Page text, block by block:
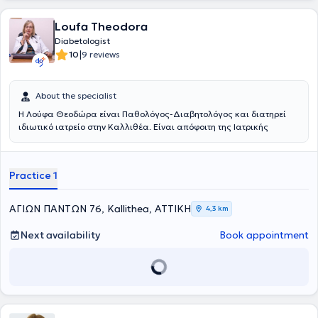
Loufa Theodora
Diabetologist
10|9 reviews
About the specialist
Η Λούφα Θεοδώρα είναι Παθολόγος-Διαβητολόγος και διατηρεί
ιδιωτικό ιατρείο στην Καλλιθέα. Είναι απόφοιτη της Ιατρικής
Διδάκτωρ στο Εθνικό και Καποδιστριακό Πανεπιστήμιο Αθηνών.
Φυσιολογίας του Πανεπιστημίου Αθηνών του ΛαΪκού Νοσοκομείου.
Υπηρέτησε από 9/3/2001 ως επιμελήτρια &
2016 έως το 2023 στο Γενικό Νοσοκομείο Ασκληπιείο Βούλας ως
ειδικός παθολόγος & από το 2008 έως 2023 επιστημονικά
υπεύθυνος του εξωτερικού Διαβητολογικού Ιατρείου αυτού.
Επιπλέον διετέλεσε από 1992 έως 1997 Διευθύντρια
Επί 6ετία τακτικό μέλος στο Επιστημονικό Συμβούλιο του Γενικού
Μέλος της Συντακτικής Επιτροπής του περιοδικού «Σύγχρονη
Practice 1
ΑΓΙΩΝ ΠΑΝΤΩΝ 76, Kallithea, ΑΤΤΙΚΗ 4,3 km
Next availability Book appointment